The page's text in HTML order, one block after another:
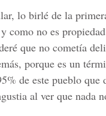
lo birlé de la
como no es
que no cometía
porque es un
de este pueblo que
al ver que nada